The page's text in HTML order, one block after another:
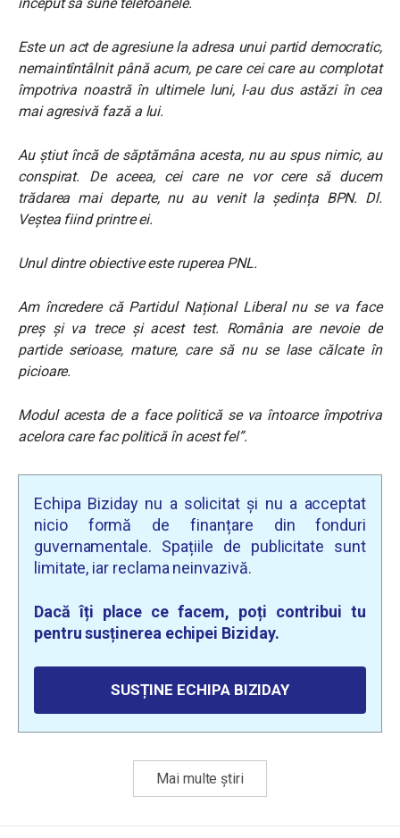
Este un act de agresiune la adresa unui partid democratic,
nemaintîntâlnit până acum, pe care cei care au complotat
împotriva noastră în ultimele luni, l-au dus astăzi în cea
mai agresivă fază a lui.
Au știut încă de săptămâna acesta, nu au spus nimic, au
conspirat. De aceea, cei care ne vor cere să ducem
trădarea mai departe, nu au venit la ședința BPN. Dl.
Veștea fiind printre ei.
Unul dintre obiective este ruperea PNL.
Am încredere că Partidul Național Liberal nu se va face
preș și va trece și acest test. România are nevoie de
partide serioase, mature, care să nu se lase călcate în
picioare.
Modul acesta de a face politică se va întoarce împotriva
acelora care fac politică în acest fel”.
Echipa Biziday nu a solicitat și nu a acceptat
nicio formă de finanțare din fonduri
guvernamentale. Spațiile de publicitate sunt
limitate, iar reclama neinvazivă.
Dacă îți place ce facem, poți contribui tu
pentru susținerea echipei Biziday.
SUSȚINE ECHIPA BIZIDAY
Mai multe știri